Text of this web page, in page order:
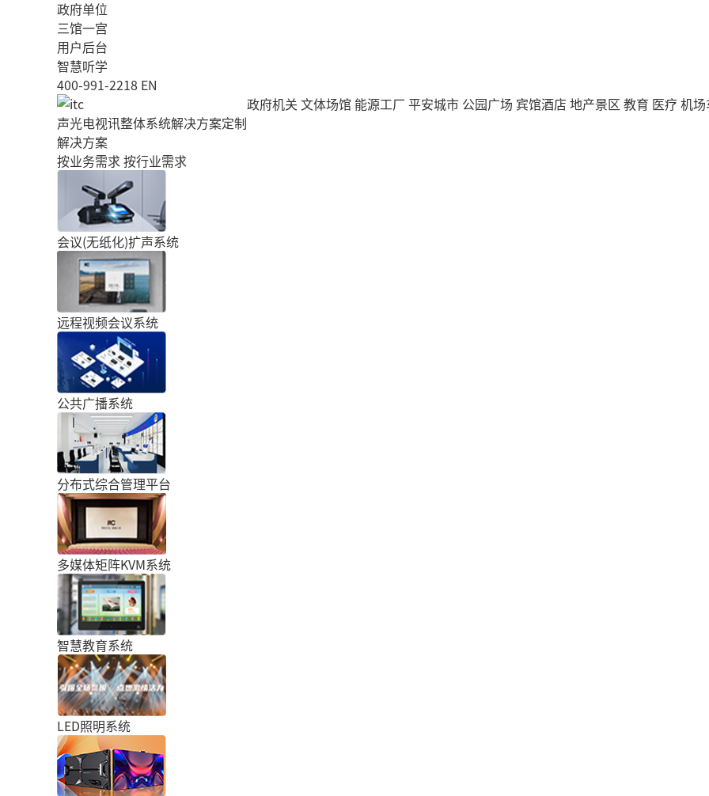
政府单位
三馆一宫
用户后台
智慧听学
400-991-2218 EN
声光电视讯整体系统解决方案定制
解决方案
按业务需求按行业需求
会议(无纸化)扩声系统
远程视频会议系统
公共广播系统
分布式综合管理平台
多媒体矩阵KVM系统
智慧教育系统
LED照明系统
政府机关 文体场馆 能源工厂 平安城市 公园广场 宾馆酒店 地产景区 教育 医疗机